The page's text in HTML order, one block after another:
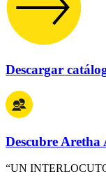
Descargar
Descubre Aretha
“UN